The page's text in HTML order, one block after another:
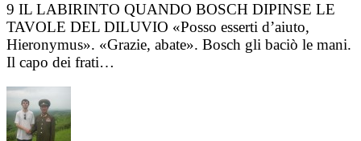
9 IL LABIRINTO QUANDO BOSCH DIPINSE LE
TAVOLE DEL DILUVIO «Posso esserti d’aiuto,
Hieronymus». «Grazie, abate». Bosch gli baciò le mani.
Il capo dei frati…